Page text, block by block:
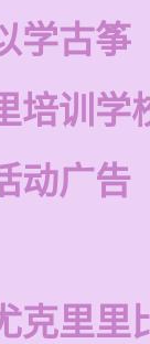
学古筝
培训学
动广告
克里里